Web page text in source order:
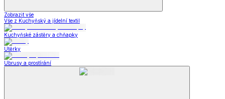
Zobrazit vše
Vše z Kuchyňský a jídelní textil
Kuchyňské zástěry a chňapky
Utěrky
Ubrusy a prostírání